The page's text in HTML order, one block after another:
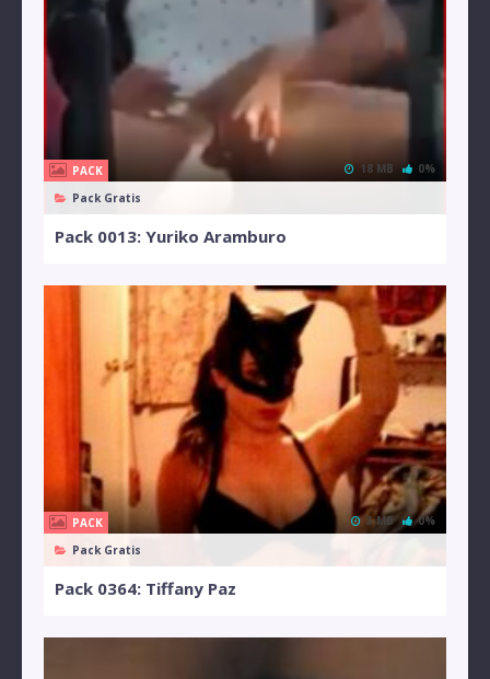
PACK
Pack Gratis
18 MB 0%
Pack 0013: Yuriko Aramburo
PACK
Pack Gratis
3 MB 0%
Pack 0364: Tiffany Paz